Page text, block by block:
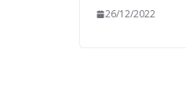
26/12/2022